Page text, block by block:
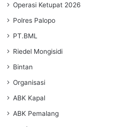
Operasi Ketupat 2026
Polres Palopo
PT.BML
Riedel Mongisidi
Bintan
Organisasi
ABK Kapal
ABK Pemalang